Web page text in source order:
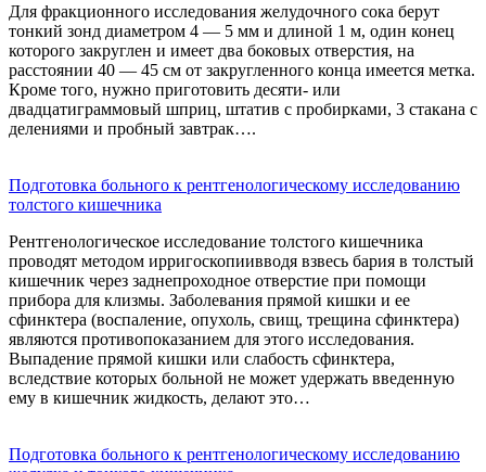
Для фракционного исследования желудочного сока берут
тонкий зонд диаметром 4 — 5 мм и длиной 1 м, один конец
которого закруглен и имеет два боковых отверстия, на
расстоянии 40 — 45 см от закругленного конца имеется метка.
Кроме того, нужно приготовить десяти- или
двадцатиграммовый шприц, штатив с пробирками, 3 стакана с
делениями и пробный завтрак….
Подготовка больного к рентгенологическому исследованию
толстого кишечника
Рентгенологическое исследование толстого кишечника
проводят методом ирригоскопиивводя взвесь бария в толстый
кишечник через заднепроходное отверстие при помощи
прибора для клизмы. Заболевания прямой кишки и ее
сфинктера (воспаление, опухоль, свищ, трещина сфинктера)
являются противопоказанием для этого исследования.
Выпадение прямой кишки или слабость сфинктера,
вследствие которых больной не может удержать введенную
ему в кишечник жидкость, делают это…
Подготовка больного к рентгенологическому исследованию